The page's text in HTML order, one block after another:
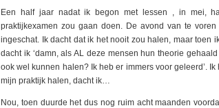
Een half jaar nadat ik begon met lessen , in mei,
praktijkexamen zou gaan doen. De avond van te
ingeschat. Ik dacht dat ik het nooit zou halen, maar toen
dacht ik ‘damn, als AL deze mensen hun theorie
ook wel kunnen halen? Ik heb er immers voor geleerd’.
mijn praktijk halen, dacht ik…
Nou, toen duurde het dus nog ruim acht maanden